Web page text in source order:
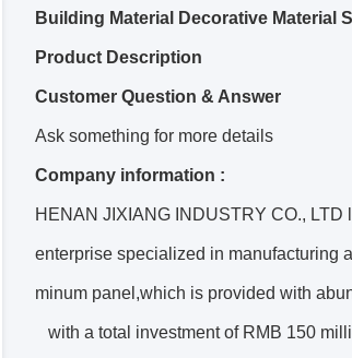
Building Material Decorative Material
Product Description
Customer Question & Answer
Ask something for more details
Company information :
HENAN JIXIANG INDUSTRY CO.,
enterprise specialized in manufacturing
minum panel,which is provided with
with a total investment of RMB 150